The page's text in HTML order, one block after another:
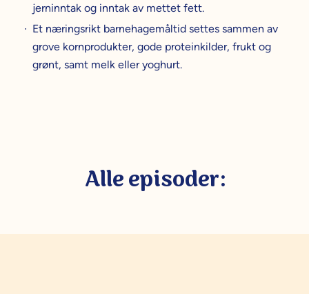
jerninntak og inntak av mettet fett.
Et næringsrikt barnehagemåltid settes sammen av
grove kornprodukter, gode proteinkilder, frukt og
grønt, samt melk eller yoghurt.
Alle episoder: